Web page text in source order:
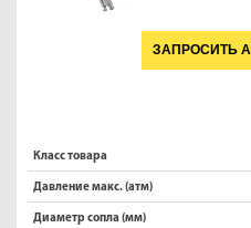
ЗАПРОСИТЬ
Класс товара
Давление макс. (атм)
Диаметр сопла (мм)